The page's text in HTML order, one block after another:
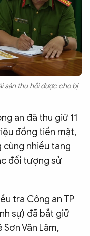
sản thu hồi được cho bị
an đã thu giữ 11
đồng tiền mặt,
cùng nhiều tang
đối tượng sử
tra Công an TP
sự) đã bắt giữ
Vân Lâm,